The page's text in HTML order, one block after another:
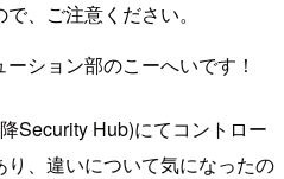
、ご注意ください。
ション部のこーへいです！
Security Hub)にてコントロー
、違いについて気になったの